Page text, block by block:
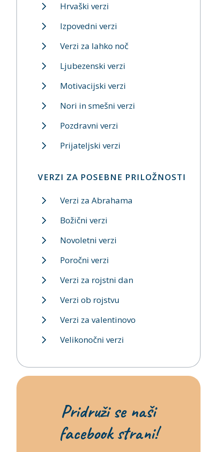
Hrvaški verzi
Izpovedni verzi
Verzi za lahko noč
Ljubezenski verzi
Motivacijski verzi
Nori in smešni verzi
Pozdravni verzi
Prijateljski verzi
VERZI ZA POSEBNE PRILOŽNOSTI
Verzi za Abrahama
Božični verzi
Novoletni verzi
Poročni verzi
Verzi za rojstni dan
Verzi ob rojstvu
Verzi za valentinovo
Velikonočni verzi
Pridruži se naši
facebook strani!